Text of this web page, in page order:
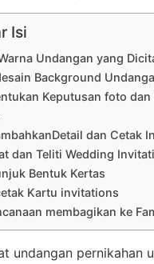
Isi
Undangan yang
Background
Keputusan foto
dan Cetak
dan Teliti Wedding
Bentuk Kertas
Kartu invitations
membagikan ke
undangan pernikahan